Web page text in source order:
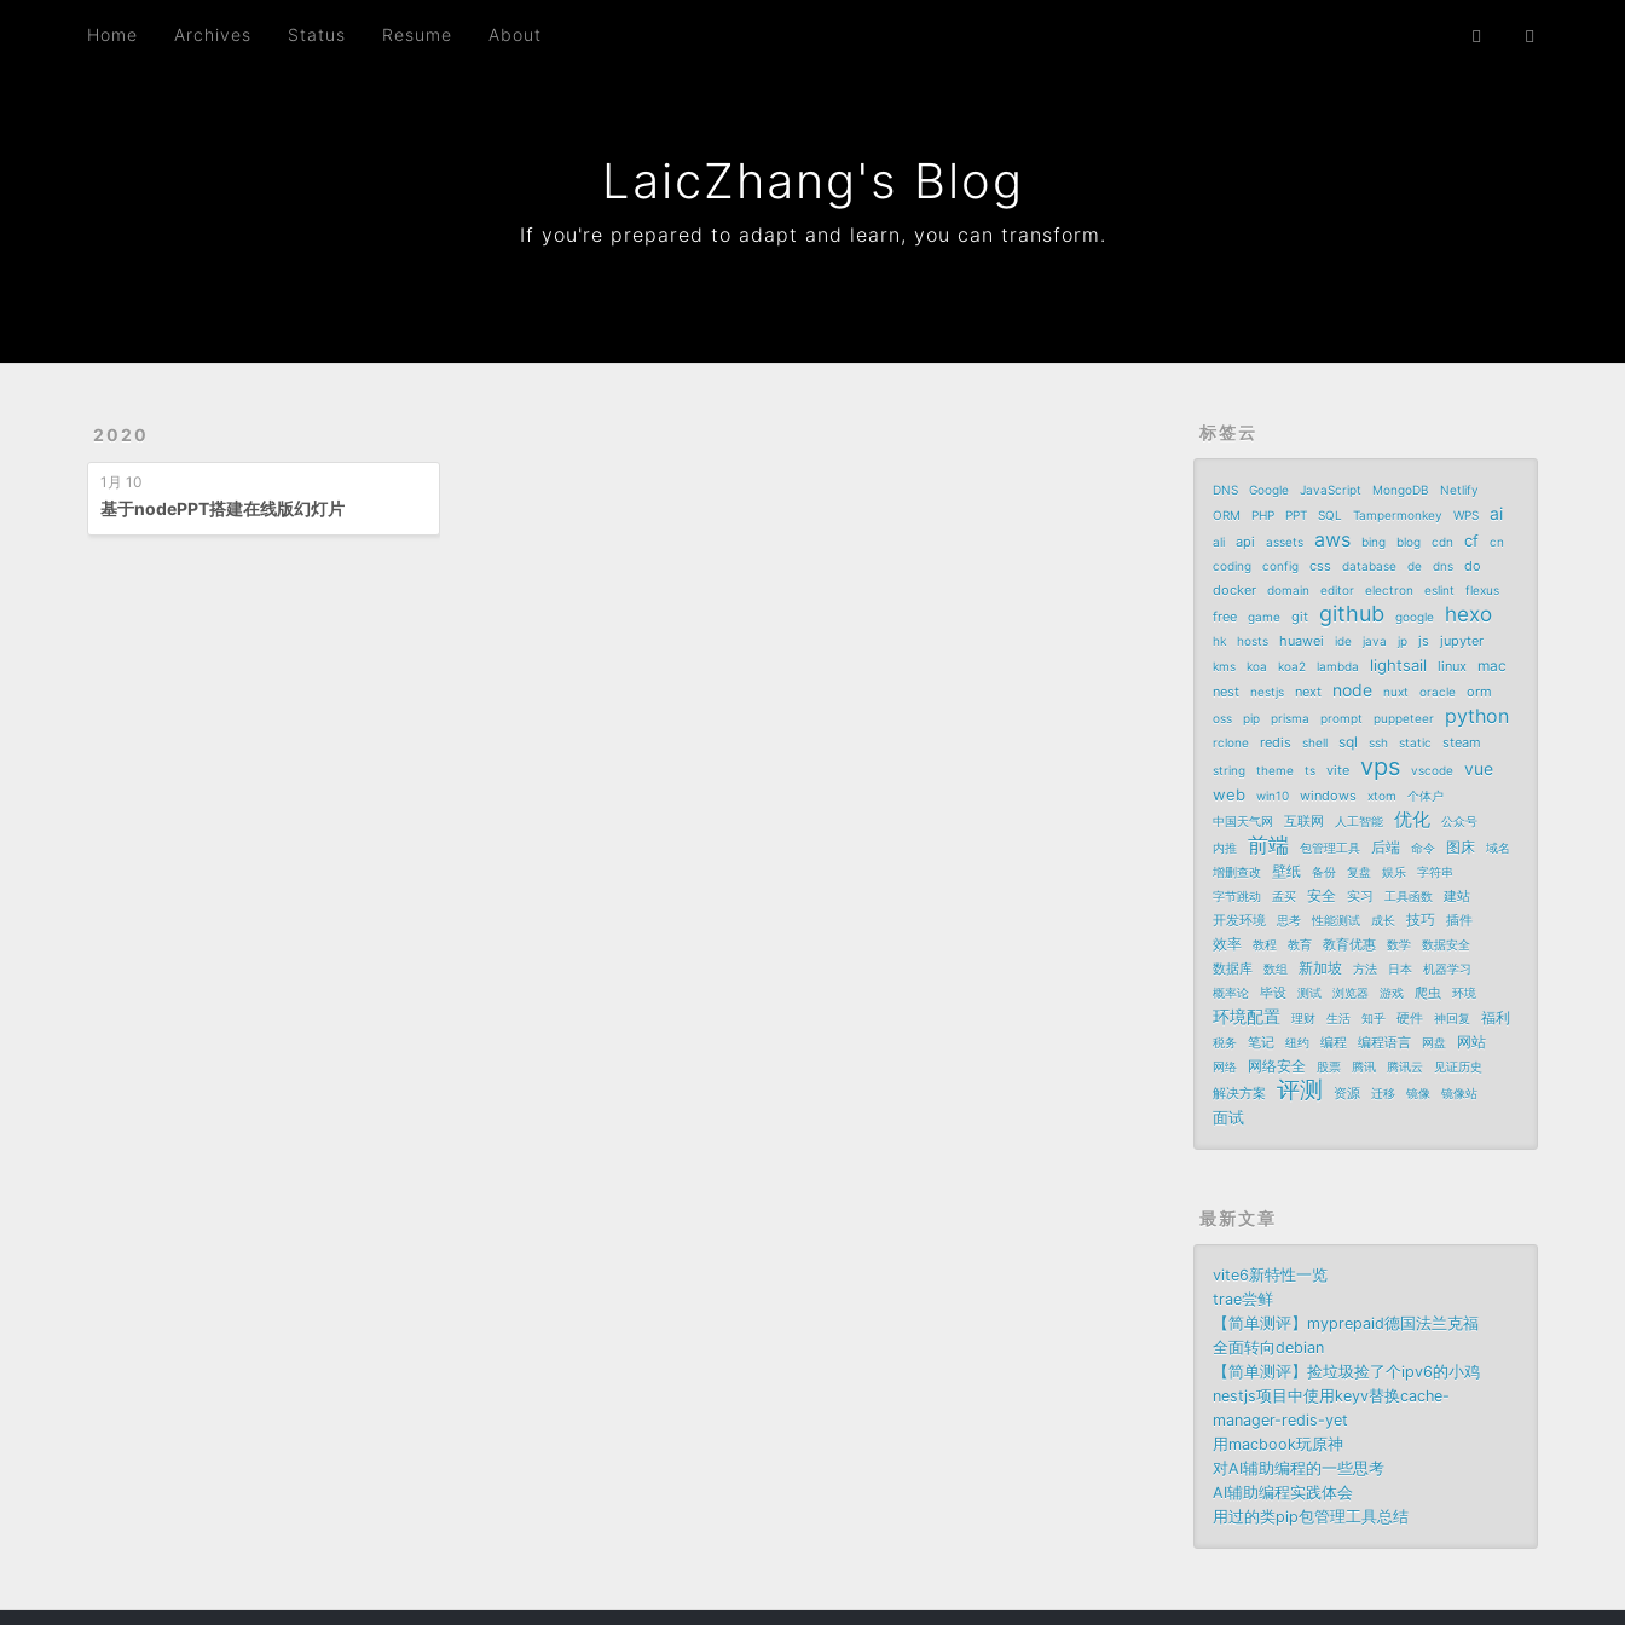
LaicZhang's Blog
If you're prepared to adapt and learn, you can transform.
Home Archives Status Resume About
2020
1月 10
基于nodePPT搭建在线版幻灯片
标签云
DNS Google JavaScript MongoDB
Netlify
ORM
PHP PPT SQL Tampermonkey WPS ai
ali api assets aws bing blog cdn cf
cn
coding
config css database de dns
do
docker
domain editor electron eslint flexus
free game git github google hexo
hk hosts huawei ide java jp js jupyter
kms koa koa2 lambda lightsail linux mac
nest nestjs next node nuxt oracle orm
oss pip prisma prompt puppeteer python
rclone redis shell sql ssh static steam
string theme ts vite vps vscode vue
web win10 windows xtom
个体户
中国天气网
互联网 人工智能 优化
公众号
内推
前端 包管理工具 后端 命令 图床
域名
增删查改
壁纸 备份 复盘 娱乐
字符串
字节跳动
孟买 安全 实习 工具函数
建站
开发环境
思考 性能测试 成长 技巧 插件
效率 教程 教育 教育优惠 数学 数据安全
数据库 数组 新加坡 方法 日本
机器学习
概率论
毕设 测试 浏览器 游戏 爬虫 环境
环境配置 理财 生活 知乎 硬件 神回复 福利
税务 笔记 纽约 编程 编程语言 网盘 网站
网络 网络安全 股票 腾讯 腾讯云 见证历史
解决方案 评测 资源 迁移 镜像 镜像站
面试
最新文章
vite6新特性一览
trae尝鲜
【简单测评】myprepaid德国法兰克福
全面转向debian
【简单测评】捡垃圾捡了个ipv6的小鸡
nestjs项目中使用keyv替换cache-
manager-redis-yet
用macbook玩原神
对AI辅助编程的一些思考
AI辅助编程实践体会
用过的类pip包管理工具总结